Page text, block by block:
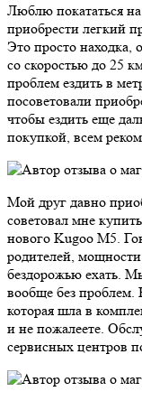
Люблю покататься
приобрести легкий
Это просто находка,
со скоростью до 25
проблем ездить в
посоветовали
чтобы ездить еще
покупкой, всем
Мой друг давно
советовал мне
нового Kugoo M5.
родителей,
бездорожью ехать.
вообще без
которая шла в
и не пожалеете.
сервисных центров